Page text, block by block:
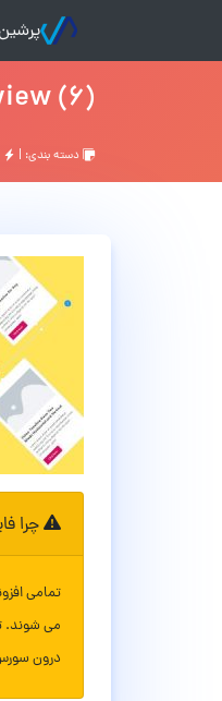
(6)
دسته بندی: |
چرا
تمامی
می شوند.
درون